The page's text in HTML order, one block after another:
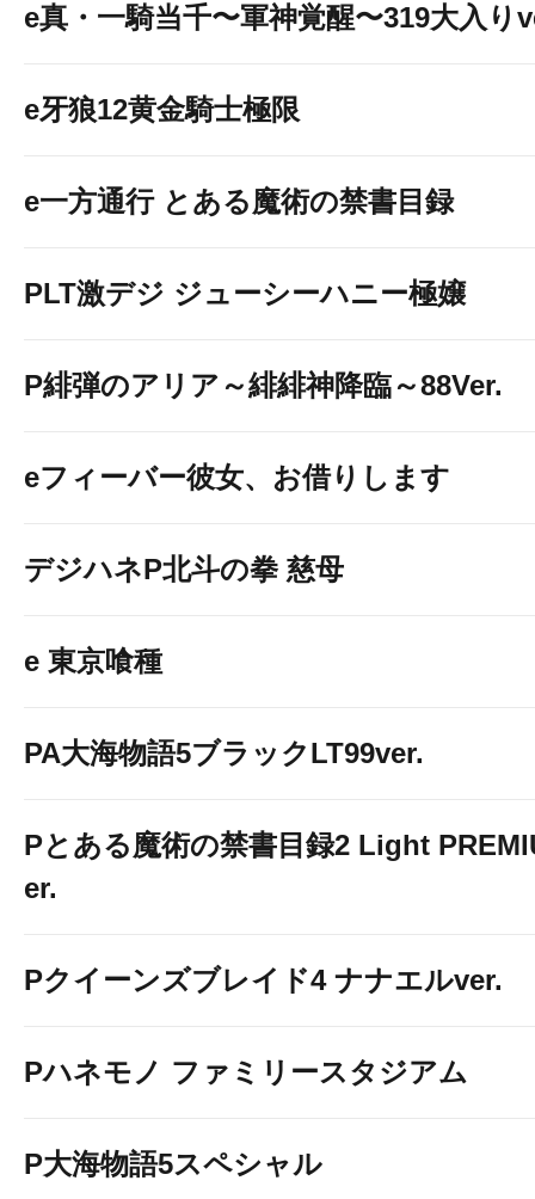
e真・一騎当千〜軍神覚醒〜319大入り
e牙狼12黄金騎士極限
e一方通行 とある魔術の禁書目録
PLT激デジ ジューシーハニー極嬢
P緋弾のアリア～緋緋神降臨～88Ver.
eフィーバー彼女、お借りします
デジハネP北斗の拳 慈母
e 東京喰種
PA大海物語5ブラックLT99ver.
Pとある魔術の禁書目録2 Light
er.
Pクイーンズブレイド4 ナナエルver.
Pハネモノ ファミリースタジアム
P大海物語5スペシャル